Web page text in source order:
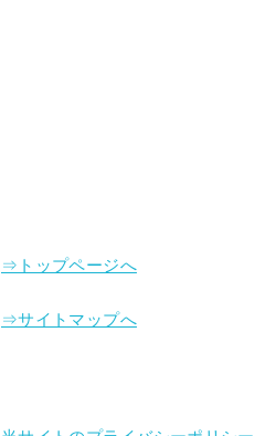
⇒トップページへ
⇒サイトマップへ